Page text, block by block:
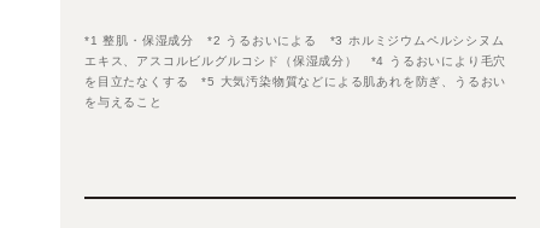
*1 整肌・保湿成分 *2 うるおいによる *3 ホルミジウムペルシシヌム
エキス、アスコルビルグルコシド（保湿成分） *4 うるおいにより毛穴
を目立たなくする *5 大気汚染物質などによる肌あれを防ぎ、うるおい
を与えること